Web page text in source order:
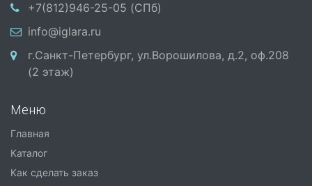
+7(812)946-25-05 (СПб)
info@iglara.ru
г.Санкт-Петербург, ул.Ворошилова, д.2, оф.208
(2 этаж)
Меню
Главная
Каталог
Как сделать заказ